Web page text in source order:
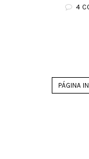
4
PÁGINA